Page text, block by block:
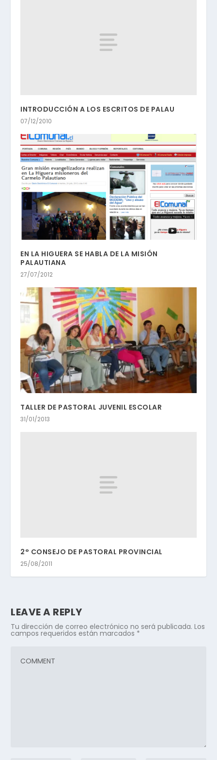
INTRODUCCIÓN A LOS ESCRITOS DE PALAU
07/12/2010
EN LA HIGUERA SE HABLA DE LA MISIÓN
PALAUTIANA
27/07/2012
TALLER DE PASTORAL JUVENIL ESCOLAR
31/01/2013
2° CONSEJO DE PASTORAL PROVINCIAL
25/08/2011
LEAVE A REPLY
Tu dirección de correo electrónico no será publicada. Los
campos requeridos están marcados *